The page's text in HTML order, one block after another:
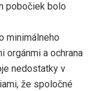
pobočiek bolo
minimálneho
orgánmi a ochrana
nedostatky v
že spoločné